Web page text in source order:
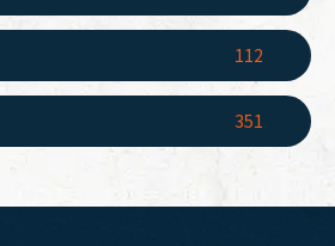
112
351